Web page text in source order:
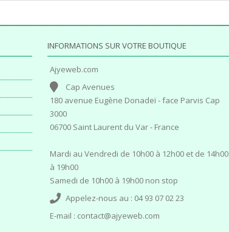
INFORMATIONS SUR VOTRE BOUTIQUE
Ajyeweb.com
Cap Avenues
180 avenue Eugène Donadeï - face Parvis Cap
3000
06700 Saint Laurent du Var - France
Mardi au Vendredi de 10h00 à 12h00 et de 14h00
à 19h00
Samedi de 10h00 à 19h00 non stop
Appelez-nous au : 04 93 07 02 23
E-mail : contact@ajyeweb.com